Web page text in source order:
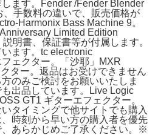
ます。Fender /Fender Blender
手数料の違いで、販売価格が
Harmonix Bass Machine 9。
Limited Edition
明書、保証書等が付属します。
ます。tc electronic
ェクター。「沙耶」MXR
ター。返品はお受けできません
のみご検討をお願いいたしま
出品しています。Live Logic
GT1 ギターエフェクター。
タイミングで他サイトでも購入
時刻から早い方の購入者を優先
あらかじめご了承ください。※